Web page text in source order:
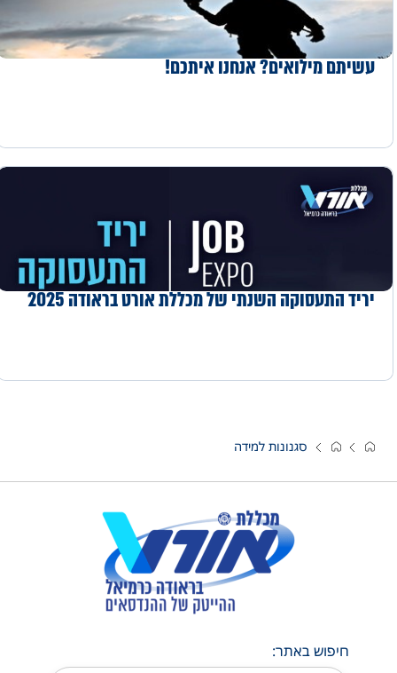
עשיתם מילואים? אנחנו איתכם!
יריד התעסוקה השנתי של מכללת אורט בראודה 2025
סגנונות למידה
חיפוש באתר: